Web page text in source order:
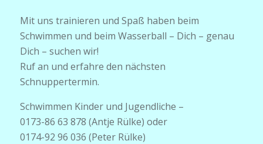
Mit uns trainieren und Spaß haben beim
Schwimmen und beim Wasserball – Dich – genau
Dich – suchen wir!
Ruf an und erfahre den nächsten
Schnuppertermin.
Schwimmen Kinder und Jugendliche –
0173-86 63 878 (Antje Rülke) oder
0174-92 96 036 (Peter Rülke)